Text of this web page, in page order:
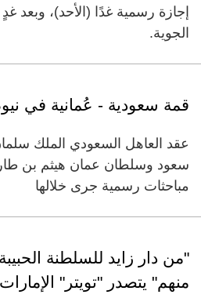
إجازة رسمية غدًا (الأحد)، وبعد
الجوية.
قمة سعودية - عُمانية في
عقد العاهل السعودي الملك
سعود وسلطان عمان هيثم بن
مباحثات رسمية جرى خلالها
"من دار زايد للسلطنة
منهم" يتصدر "تويتر" الإمارات